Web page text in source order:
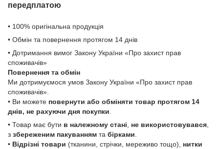
передплатою
• 100% оригінальна продукція
• Обмін та повернення протягом 14 днів
• Дотримання вимог Закону України «Про захист прав
споживачів»
Повернення та обмін
Ми дотримуємося умов Закону України «Про захист прав
споживачів».
• Ви можете повернути або обміняти товар протягом 14
днів, не рахуючи дня покупки
• Товар має бути в належному стані не використовувався
з збереженим пакуванням та бірками
• Відрізні товари (тканини, стрічки, мереживо тощо), нитки